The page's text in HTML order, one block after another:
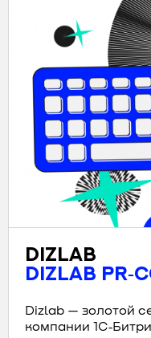
DIZLAB
DIZLAB
Dizlab — золотой
компании